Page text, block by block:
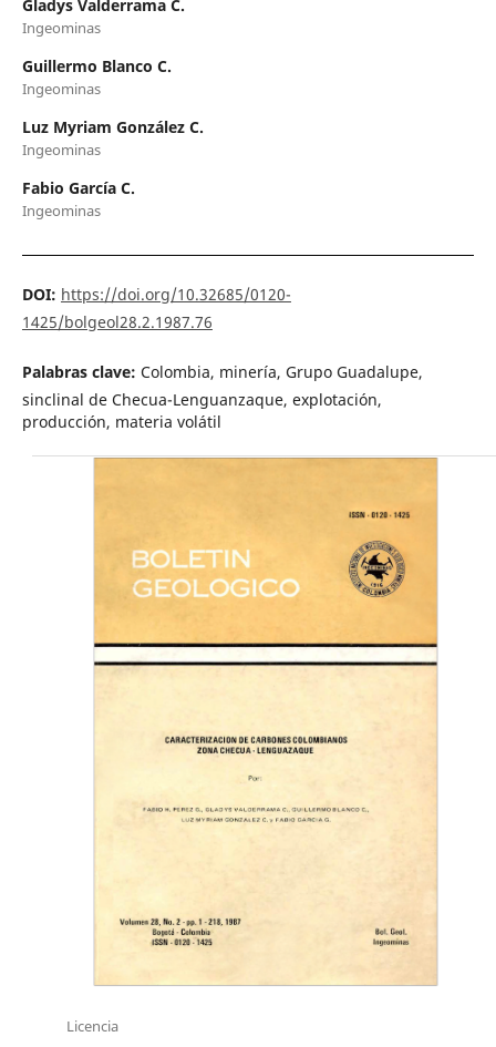
Gladys Valderrama C.
Ingeominas
Guillermo Blanco C.
Ingeominas
Luz Myriam González C.
Ingeominas
Fabio García C.
Ingeominas
DOI: https://doi.org/10.32685/0120-
1425/bolgeol28.2.1987.76
Palabras clave: Colombia, minería, Grupo Guadalupe,
sinclinal de Checua-Lenguanzaque, explotación,
producción, materia volátil
Licencia